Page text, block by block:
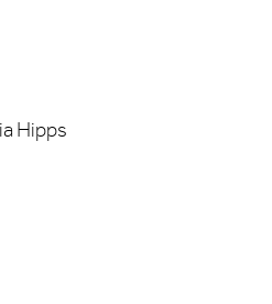
Hipps